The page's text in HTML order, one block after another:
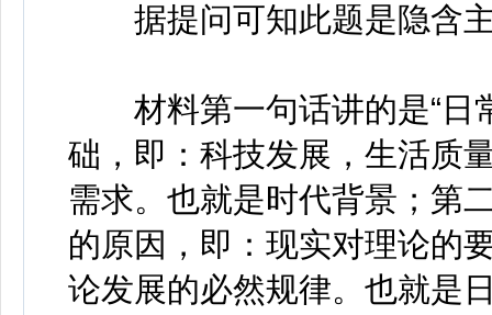
据提问可知此题是隐含
材料第一句话讲的是“日
础，即：科技发展，生活质
需求。也就是时代背景；第
的原因，即：现实对理论的
论发展的必然规律。也就是